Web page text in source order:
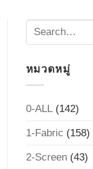
หมวดหมู่
0-ALL(142)
1-Fabric (158)
2-Screen(43)